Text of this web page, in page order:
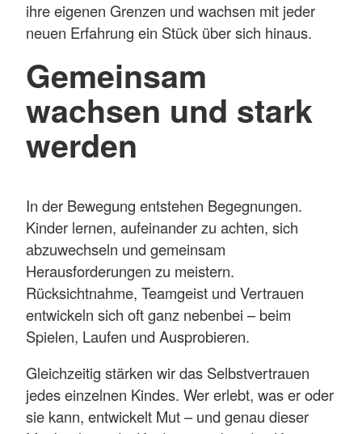
ihre eigenen Grenzen und wachsen mit jeder
neuen Erfahrung ein Stück über sich hinaus.
Gemeinsam
wachsen und stark
werden
In der Bewegung entstehen Begegnungen.
Kinder lernen, aufeinander zu achten, sich
abzuwechseln und gemeinsam
Herausforderungen zu meistern.
Rücksichtnahme, Teamgeist und Vertrauen
entwickeln sich oft ganz nebenbei – beim
Spielen, Laufen und Ausprobieren.
Gleichzeitig stärken wir das Selbstvertrauen
jedes einzelnen Kindes. Wer erlebt, was er oder
sie kann, entwickelt Mut – und genau dieser